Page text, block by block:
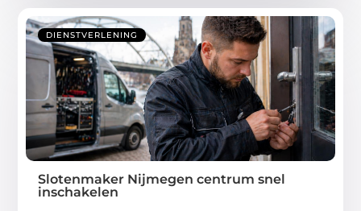
DIENSTVERLENING
Slotenmaker Nijmegen centrum snel
inschakelen